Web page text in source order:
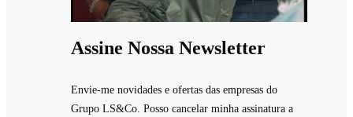
Assine Nossa Newsletter
Envie-me novidades e ofertas das empresas do
Grupo LS&Co. Posso cancelar minha assinatura a